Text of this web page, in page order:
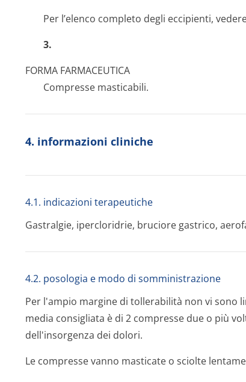
Per l’elenco completo degli eccipienti,
3.
FORMA FARMACEUTICA
Compresse masticabili.
4. informazioni cliniche
4.1. indicazioni terapeutiche
Gastralgie, ipercloridrie, bruciore gastrico,
4.2. posologia e modo di somministrazione
Per l'ampio margine di tollerabilità non vi sono
media consigliata è di 2 compresse due o più
dell'insorgenza dei dolori.
Le compresse vanno masticate o sciolte